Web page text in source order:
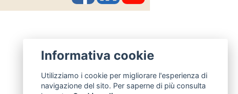
Informativa cookie
Utilizziamo i cookie per migliorare l'esperienza di
navigazione del sito. Per saperne di più consulta